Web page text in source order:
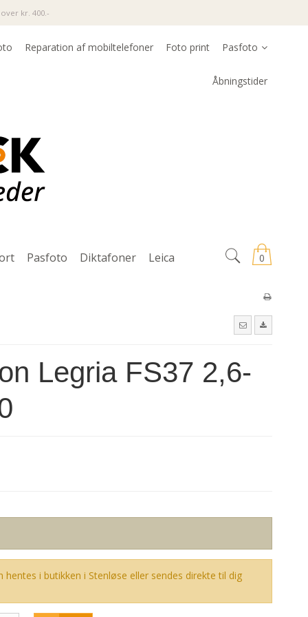
kr. 400.-
Reparation af mobiltelefoner Foto print Pasfoto
Åbningstider
0
Pasfoto Diktafoner Leica
Legria FS37 2,6-
hentes i butikken i Stenløse eller sendes direkte til dig